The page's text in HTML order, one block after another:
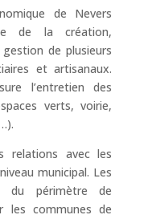
de Nevers
de la création,
de plusieurs
et artisanaux.
l’entretien des
verts, voirie,
relations avec les
municipal. Les
du périmètre de
les communes de